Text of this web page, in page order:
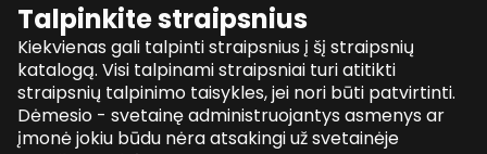
Talpinkite straipsnius
Kiekvienas gali talpinti straipsnius į šį straipsnių
katalogą. Visi talpinami straipsniai turi atitikti
straipsnių talpinimo taisykles, jei nori būti patvirtinti.
Dėmesio - svetainę administruojantys asmenys ar
įmonė jokiu būdu nėra atsakingi už svetainėje